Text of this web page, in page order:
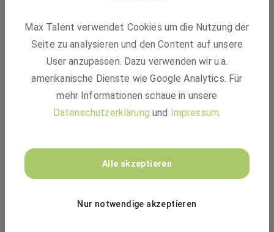
SAP Consultant Finance & Tax (M/F/D)
Festanstellung
Hyderabad, Telangana, Indien
API Management Specialist (M/F/D)
Max Talent verwendet Cookies um die Nutzung der
Seite zu analysieren und den Content auf unsere
User anzupassen. Dazu verwenden wir u.a.
amerikanische Dienste wie Google Analytics. Für
mehr Informationen schaue in unsere
Datenschutzerklärung und Impressum.
Alle akzeptieren
Nur notwendige akzeptieren